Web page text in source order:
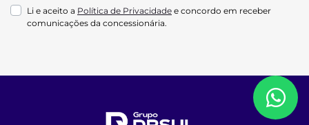
Li e aceito a Política de Privacidade e concordo em receber
comunicações da concessionária.